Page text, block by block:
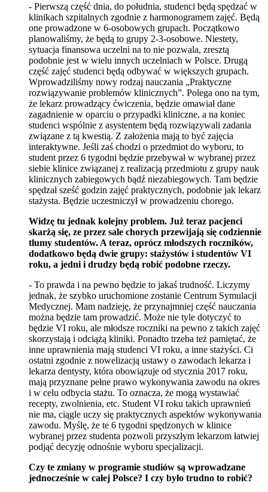
- Pierwszą część dnia, do południa, studenci będą spędzać w
klinikach szpitalnych zgodnie z harmonogramem zajęć. Będą
one prowadzone w 6-osobowych grupach. Początkowo
planowaliśmy, że będą to grupy 2-3-osobowe. Niestety,
sytuacja finansowa uczelni na to nie pozwala, zresztą
podobnie jest w wielu innych uczelniach w Polsce. Drugą
część zajęć studenci będą odbywać w większych grupach.
Wprowadziliśmy nowy rodzaj nauczania „Praktyczne
rozwiązywanie problemów klinicznych”. Polega ono na tym,
że lekarz prowadzący ćwiczenia, będzie omawiał dane
zagadnienie w oparciu o przypadki kliniczne, a na koniec
studenci wspólnie z asystentem będą rozwiązywali zadania
związane z tą kwestią. Z założenia mają to być zajęcia
interaktywne. Jeśli zaś chodzi o przedmiot do wyboru, to
student przez 6 tygodni będzie przebywał w wybranej przez
siebie klinice związanej z realizacją przedmiotu z grupy nauk
klinicznych zabiegowych bądź niezabiegowych. Tam będzie
spędzał sześć godzin zajęć praktycznych, podobnie jak lekarz
stażysta. Będzie uczestniczył w prowadzeniu chorego.
Widzę tu jednak kolejny problem. Już teraz pacjenci
skarżą się, ze przez sale chorych przewijają się codziennie
tłumy studentów. A teraz, oprócz młodszych roczników,
dodatkowo będą dwie grupy: stażystów i studentów VI
roku, a jedni i drudzy będą robić podobne rzeczy.
- To prawda i na pewno będzie to jakaś trudność. Liczymy
jednak, że szybko uruchomione zostanie Centrum Symulacji
Medycznej. Mam nadzieję, że przynajmniej część nauczania
można będzie tam prowadzić. Może nie tyle dotyczyć to
będzie VI roku, ale młodsze roczniki na pewno z takich zajęć
skorzystają i odciążą kliniki. Ponadto trzeba też pamiętać, że
inne uprawnienia mają studenci VI roku, a inne stażyści. Ci
ostatni zgodnie z nowelizacją ustawy o zawodach lekarza i
lekarza dentysty, która obowiązuje od stycznia 2017 roku,
mają przyznane pełne prawo wykonywania zawodu na okres
i w celu odbycia stażu. To oznacza, że mogą wystawiać
recepty, zwolnienia, etc. Student VI roku takich uprawnień
nie ma, ciągle uczy się praktycznych aspektów wykonywania
zawodu. Myślę, że te 6 tygodni spędzonych w klinice
wybranej przez studenta pozwoli przyszłym lekarzom łatwiej
podjąć decyzję odnośnie wyboru specjalizacji.
Czy te zmiany w programie studiów są wprowadzane
jednocześnie w całej Polsce? I czy było trudno to robić?